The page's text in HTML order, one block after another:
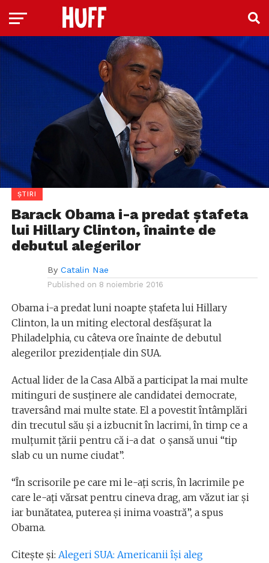
ȘTIRI
Barack Obama i-a predat ștafeta
lui Hillary Clinton, înainte de
debutul alegerilor
By Catalin Nae
Published on 8 noiembrie 2016
Obama i-a predat luni noapte ștafeta lui Hillary
Clinton, la un miting electoral desfășurat la
Philadelphia, cu câteva ore înainte de debutul
alegerilor prezidențiale din SUA.
Actual lider de la Casa Albă a participat la mai multe
mitinguri de susținere ale candidatei democrate,
traversând mai multe state. El a povestit întâmplări
din trecutul său și a izbucnit în lacrimi, în timp ce a
mulțumit țării pentru că i-a dat o şansă unui “tip
slab cu un nume ciudat”.
“În scrisorile pe care mi le-aţi scris, în lacrimile pe
care le-aţi vărsat pentru cineva drag, am văzut iar şi
iar bunătatea, puterea şi inima voastră”, a spus
Obama.
Citește și: Alegeri SUA: Americanii își aleg